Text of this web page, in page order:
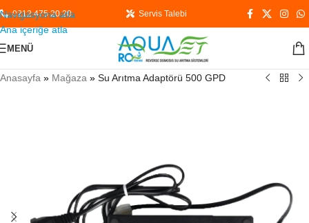
Navigasyona atla
Ana içeriğe atla
0212 475 20 20 Servis Talebi
MENÜ
Anasayfa » Mağaza » Su Arıtma Adaptörü 500 GPD